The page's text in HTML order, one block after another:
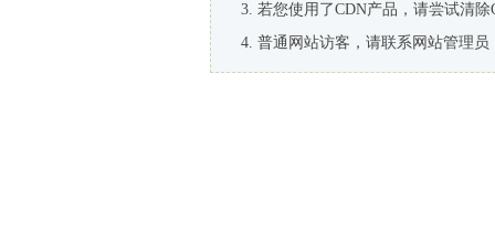
若您使用了CDN产品，请尝试清除
普通网站访客，请联系网站管理员